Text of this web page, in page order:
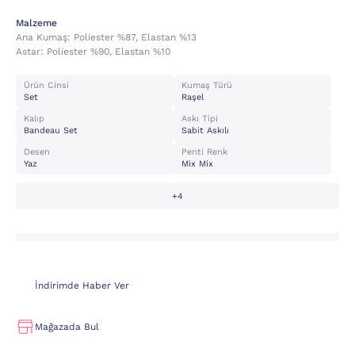
Malzeme
Ana Kumaş: Poli̇ester %87, Elastan %13
Astar: Poli̇ester %90, Elastan %10
Ürün Cinsi
Set
Kumaş Türü
Raşel
Kalıp
Bandeau Set
Askı Tipi
Sabit Askılı
Desen
Yaz
Penti Renk
Mix Mix
+4
İndirimde Haber Ver
Mağazada Bul